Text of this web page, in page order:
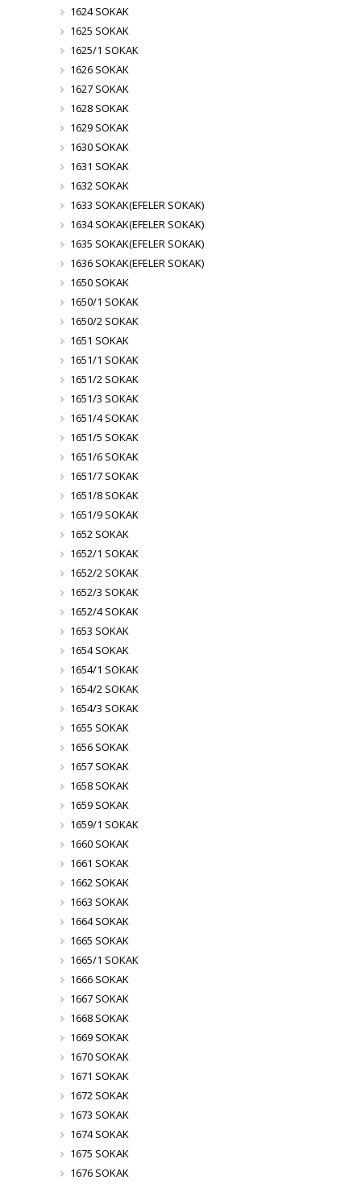
1624 SOKAK
1625 SOKAK
1625/1 SOKAK
1626 SOKAK
1627 SOKAK
1628 SOKAK
1629 SOKAK
1630 SOKAK
1631 SOKAK
1632 SOKAK
1633 SOKAK(EFELER SOKAK)
1634 SOKAK(EFELER SOKAK)
1635 SOKAK(EFELER SOKAK)
1636 SOKAK(EFELER SOKAK)
1650 SOKAK
1650/1 SOKAK
1650/2 SOKAK
1651 SOKAK
1651/1 SOKAK
1651/2 SOKAK
1651/3 SOKAK
1651/4 SOKAK
1651/5 SOKAK
1651/6 SOKAK
1651/7 SOKAK
1651/8 SOKAK
1651/9 SOKAK
1652 SOKAK
1652/1 SOKAK
1652/2 SOKAK
1652/3 SOKAK
1652/4 SOKAK
1653 SOKAK
1654 SOKAK
1654/1 SOKAK
1654/2 SOKAK
1654/3 SOKAK
1655 SOKAK
1656 SOKAK
1657 SOKAK
1658 SOKAK
1659 SOKAK
1659/1 SOKAK
1660 SOKAK
1661 SOKAK
1662 SOKAK
1663 SOKAK
1664 SOKAK
1665 SOKAK
1665/1 SOKAK
1666 SOKAK
1667 SOKAK
1668 SOKAK
1669 SOKAK
1670 SOKAK
1671 SOKAK
1672 SOKAK
1673 SOKAK
1674 SOKAK
1675 SOKAK
1676 SOKAK